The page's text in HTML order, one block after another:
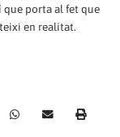
porta al fet que
en realitat.